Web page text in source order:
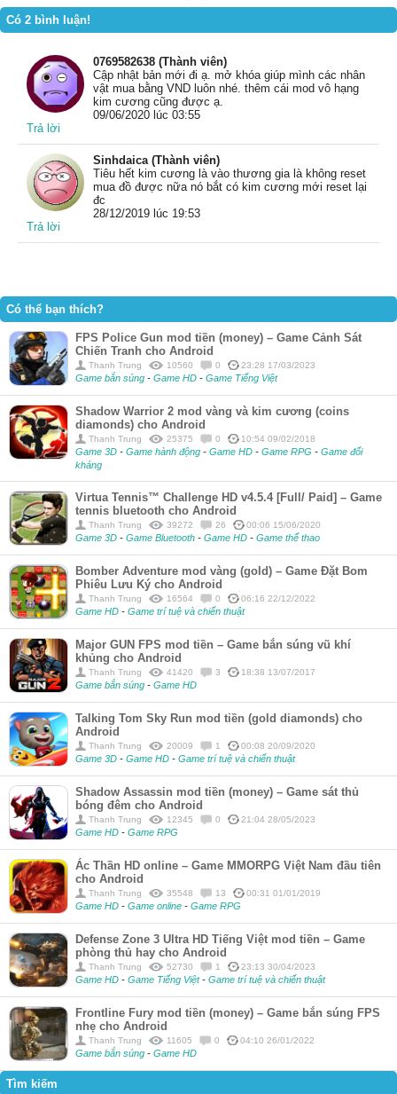
Có 2 bình luận!
0769582638 (Thành viên)
Cập nhật bản mới đi ạ. mở khóa giúp mình các nhân
vật mua bằng VND luôn nhé. thêm cái mod vô hạng
kim cương cũng được ạ.
09/06/2020 lúc 03:55
Trả lời
Sinhdaica (Thành viên)
Tiêu hết kim cương là vào thương gia là không reset
mua đồ được nữa nó bắt có kim cương mới reset lại
đc
28/12/2019 lúc 19:53
Trả lời
Có thể bạn thích?
FPS Police Gun mod tiền (money) – Game Cảnh Sát
Chiến Tranh cho Android
Thanh Trung 10560 0 23:28 17/03/2023
Game bắn súng - Game HD - Game Tiếng Việt
Shadow Warrior 2 mod vàng và kim cương (coins
diamonds) cho Android
Thanh Trung 25375 0 10:54 09/02/2018
Game 3D - Game hành động - Game HD - Game RPG - Game đối
kháng
Virtua Tennis™ Challenge HD v4.5.4 [Full/ Paid] – Game
tennis bluetooth cho Android
Thanh Trung 39272 26 00:06 15/06/2020
Game 3D - Game Bluetooth - Game HD - Game thể thao
Bomber Adventure mod vàng (gold) – Game Đặt Bom
Phiêu Lưu Ký cho Android
Thanh Trung 16564 0 06:16 22/12/2022
Game HD - Game trí tuệ và chiến thuật
Major GUN FPS mod tiền – Game bắn súng vũ khí
khủng cho Android
Thanh Trung 41420 3 18:38 13/07/2017
Game bắn súng - Game HD
Talking Tom Sky Run mod tiền (gold diamonds) cho
Android
Thanh Trung 20009 1 00:08 20/09/2020
Game 3D - Game HD - Game trí tuệ và chiến thuật
Shadow Assassin mod tiền (money) – Game sát thủ
bóng đêm cho Android
Thanh Trung 12345 0 21:04 28/05/2023
Game HD - Game RPG
Ác Thần HD online – Game MMORPG Việt Nam đầu tiên
cho Android
Thanh Trung 35548 13 00:31 01/01/2019
Game HD - Game online - Game RPG
Defense Zone 3 Ultra HD Tiếng Việt mod tiền – Game
phòng thủ hay cho Android
Thanh Trung 52730 1 23:13 30/04/2023
Game HD - Game Tiếng Việt- Game trí tuệ và chiến thuật
Frontline Fury mod tiền (money) – Game bắn súng FPS
nhẹ cho Android
Thanh Trung 11605 0 04:10 26/01/2022
Game bắn súng - Game HD
Tìm kiếm